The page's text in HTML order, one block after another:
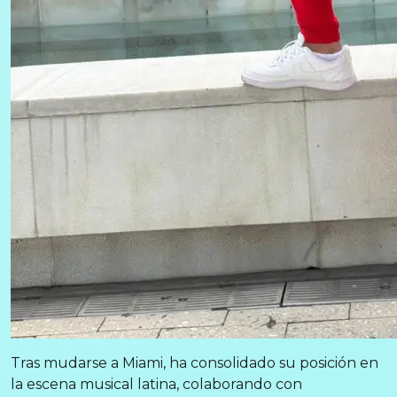
Tras mudarse a Miami, ha consolidado su posición en
la escena musical latina, colaborando con